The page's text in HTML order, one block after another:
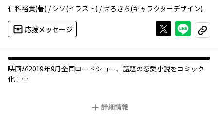
仁科裕貴(著) /シソ(イラスト) /ぜろきち(キャラクターデザイン)
応援メッセージ Xで投稿する
ライン
コピー
映画が2019年9月全国ロードショー、話題の恋愛小説をコミック
化！
け時が止まる不思議な現象。僕はそんな停止世界で、琥珀色の瞳
詳細情報